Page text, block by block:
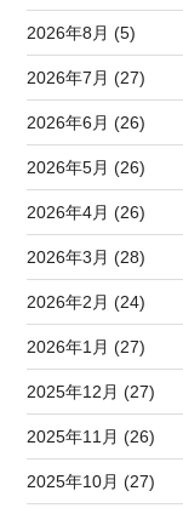
2026年8月 (5)
2026年7月 (27)
2026年6月 (26)
2026年5月 (26)
2026年4月 (26)
2026年3月 (28)
2026年2月 (24)
2026年1月 (27)
2025年12月 (27)
2025年11月 (26)
2025年10月 (27)